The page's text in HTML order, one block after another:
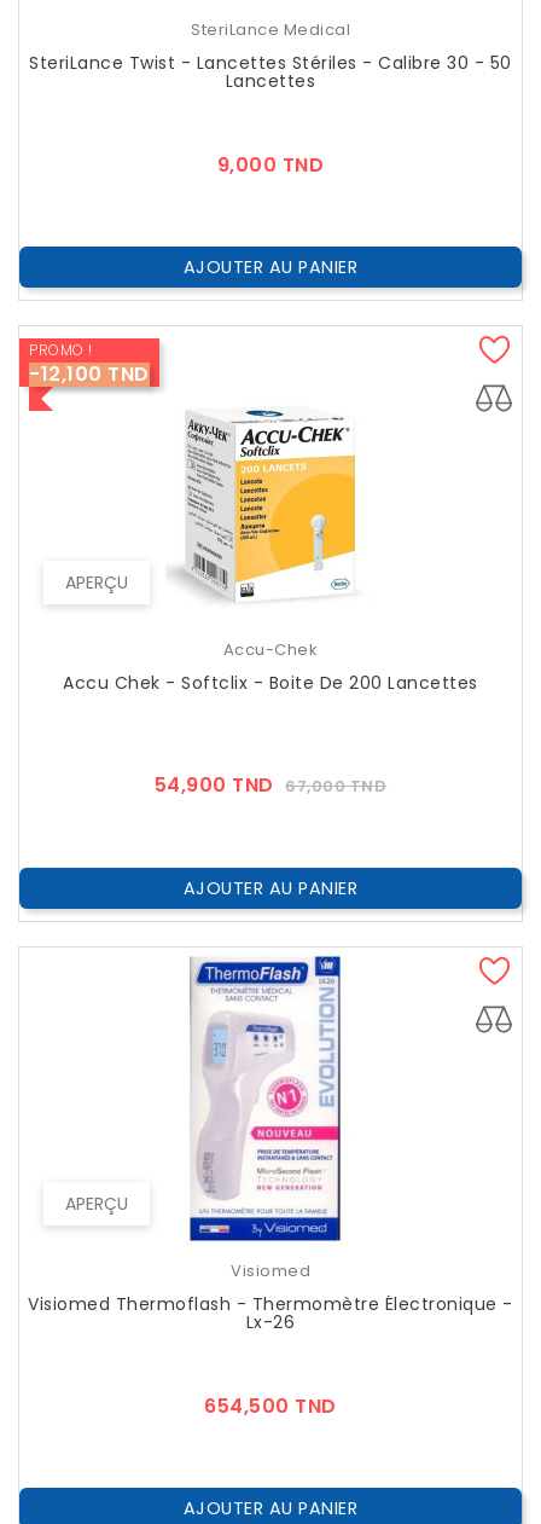
SteriLance Medical
SteriLance Twist - Lancettes Stériles - Calibre 30 - 50
Lancettes
9,000 TND
AJOUTER AU PANIER
APERÇU
PROMO !
-12,100 TND
Accu-Chek
Accu Chek - Softclix - Boite De 200 Lancettes
54,900 TND Prix
67,000 TNDPrix
AJOUTER AU PANIER
APERÇU
Visiomed
Visiomed Thermoflash - Thermomètre Électronique -
Lx-26
654,500 TND
AJOUTER AU PANIER